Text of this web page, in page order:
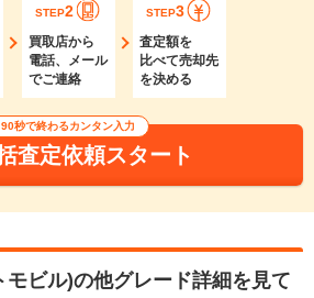
STEP2
買取店から
電話、メール
でご連絡
STEP3
査定額を
比べて売却先
を決める
90秒で終わるカンタン入力
査定依頼スタート
モビル)の他グレード詳細を見て